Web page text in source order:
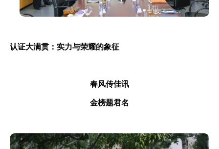
认证大满贯：实力与荣耀的象征
春风传佳讯
金榜题君名